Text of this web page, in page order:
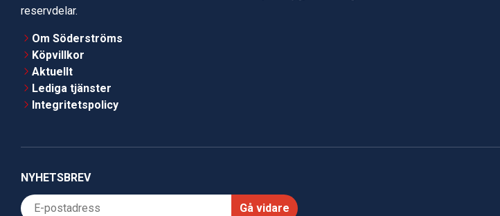
reservdelar.
Om Söderströms
Köpvillkor
Aktuellt
Lediga tjänster
Integritetspolicy
NYHETSBREV
Gå vidare